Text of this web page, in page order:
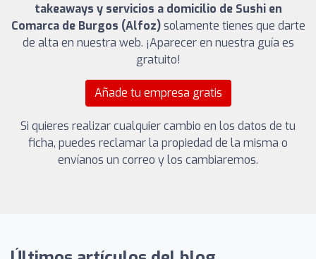
takeaways y servicios a domicilio de Sushi en
Comarca de Burgos (Alfoz)solamente tienes que darte
de alta en nuestra web. ¡Aparecer en nuestra guía es
gratuito!
Añade tu empresa gratis
Si quieres realizar cualquier cambio en los datos de tu
ficha, puedes reclamar la propiedad de la misma o
envíanos un correo y los cambiaremos.